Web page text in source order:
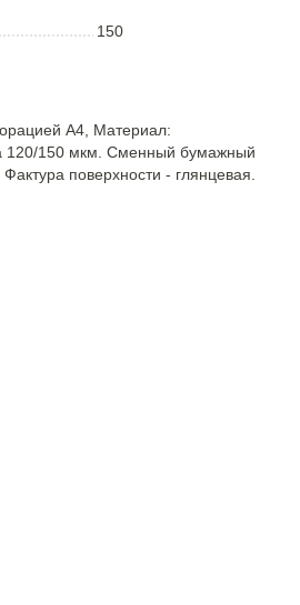
150
А4, Материал:
120/150 мкм. Сменный бумажный
поверхности - глянцевая.